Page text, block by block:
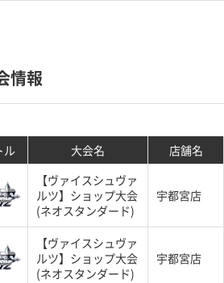
情報
ル 大会名 店舗名
【ヴァイスシュヴァ
ルツ】ショップ大会
(ネオスタンダード)
宇都宮店
【ヴァイスシュヴァ
ルツ】ショップ大会
(ネオスタンダード)
宇都宮店